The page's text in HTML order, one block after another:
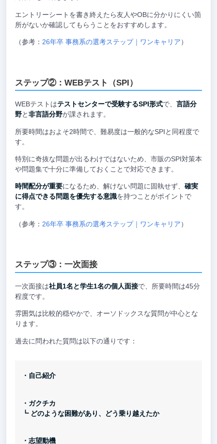
エントリーシートを書き終えたら友人やOBに分かりにくい箇
所がないか確認してもらうことをおすすめします。
（参考： 26年卒 事務系の選考ステップ｜ワンキャリア）
ステップ②：WEBテスト（SPI）
WEBテストはテストセンターで受験するSPI形式で、 言語分
野と非言語分野が課されます。
所要時間はおよそ2時間で、難易度は一般的なSPIと同程度で
す。
特別に奇抜な問題が出るわけではないため、市販のSPI対策本
や問題集で十分に準備しておくことで対応できます。
時間配分が重要になるため、解けない問題に固執せず、 確実
に得点できる問題を優先する意識を持つことがポイントで
す。
（参考： 26年卒 事務系の選考ステップ｜ワンキャリア）
ステップ③：一次面接
一次面接は社員1名と学生1名の個人面接で、所要時間は45分
程度です。
雰囲気は比較的穏やかで、オーソドックスな質問が中心とな
ります。
過去に問われた質問は以下の通りです：
・自己紹介
・ガクチカ
┗ どのような困難があり、どう乗り越えたか
・志望動機